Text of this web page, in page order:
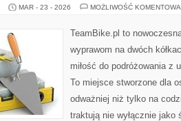
MAR - 23 - 2026 MOŻLIWOŚĆ
TeamBike.pl to
wyprawom na dwóch
miłość do podróżowania z
To miejsce stworzone dla
odważniej niż tylko na
traktują nie wyłącznie jako